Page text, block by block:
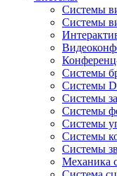
Системы
Системы
Системы
Системы
Системы
Системы
Системы
Системы
Системы
Механика